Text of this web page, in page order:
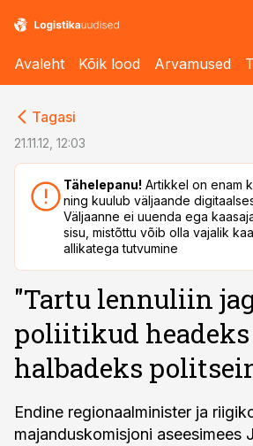
Avaleht Kõik lood Arvamused
Tagasi
21.11.12, 12:03
Tähelepanu! Artikkel on enam
ning kuulub väljaande
Väljaanne ei uuenda ega
sisu, mistõttu võib olla vajalik
allikatega tutvumine
"Tartu lennuliin
poliitikud headeks
halbadeks
Endine regionaalminister ja
majanduskomisjoni aseesimees